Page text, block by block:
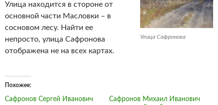
Улица Сафронова
Улица находится в стороне от
основной части Масловки – в
сосновом лесу. Найти ее
непросто, улица Сафронова
отображена не на всех картах.
Похожее
Сафронов Сергей Иванович
Сафронов Михаил Иванович